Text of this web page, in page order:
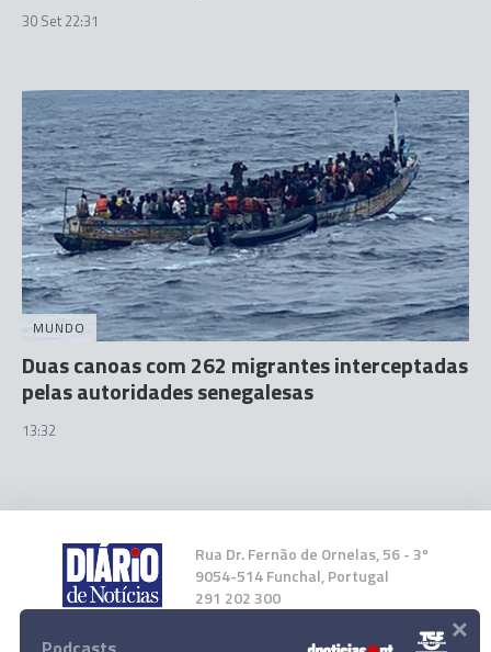
30 Set 22:31
MUNDO
Duas canoas com 262 migrantes interceptadas
pelas autoridades senegalesas
13:32
Rua Dr. Fernão de Ornelas, 56 - 3º
9054-514 Funchal, Portugal
291 202 300
Instale a nossa App ×